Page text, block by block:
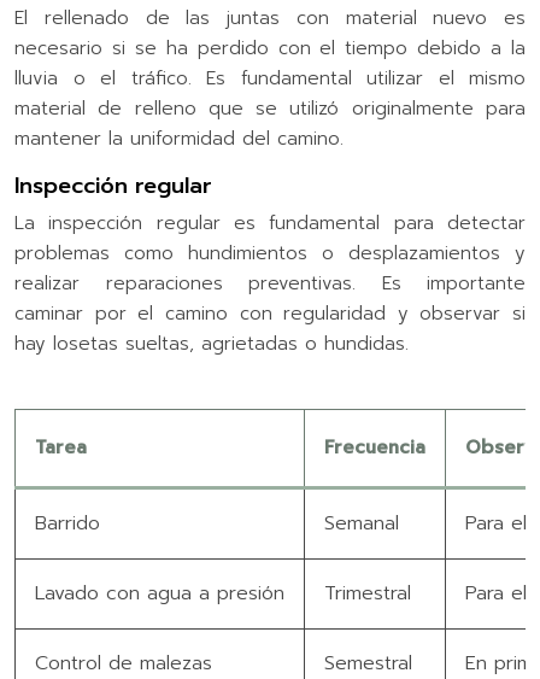
El rellenado de las juntas con material nuevo es
necesario si se ha perdido con el tiempo debido a la
lluvia o el tráfico. Es fundamental utilizar el mismo
material de relleno que se utilizó originalmente para
mantener la uniformidad del camino.
Inspección regular
La inspección regular es fundamental para detectar
problemas como hundimientos o desplazamientos y
realizar reparaciones preventivas. Es importante
caminar por el camino con regularidad y observar si
hay losetas sueltas, agrietadas o hundidas.
Tarea Frecuencia
Barrido Semanal Para
Lavado con agua a presión Trimestral Para
Control de malezas Semestral En